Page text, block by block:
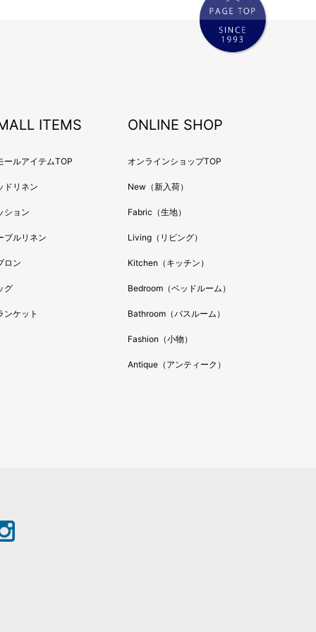
月
月
7月
12月
10月
6月
5月
2月
月
ITEMS
ールアイテムTOP
ドリネン
ション
ブルリネン
ロン
グ
ンケット
ONLINE SHOP
オンラインショップTOP
New（新入荷）
Fabric（生地）
Living（リビング）
Kitchen（キッチン）
Bedroom（ベッドルーム）
Bathroom（バスルーム）
Fashion（小物）
Antique（アンティーク）